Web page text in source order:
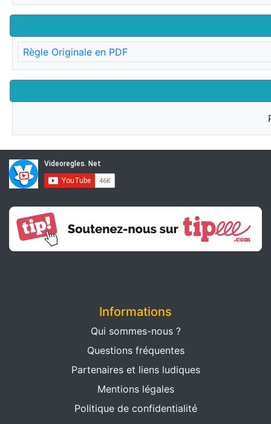
Règle Originale en PDF
Informations
Qui sommes-nous ?
Questions fréquentes
Partenaires et liens ludiques
Mentions légales
Politique de confidentialité